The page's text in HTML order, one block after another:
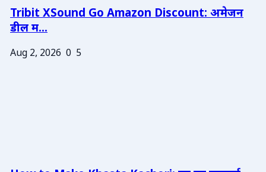
Tribit XSound Go Amazon Discount: अमेजन
डील म...
Aug 2, 2026 0 5